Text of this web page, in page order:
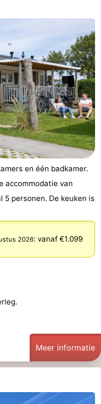
en één badkamer.
accommodatie van
5 personen. De keuken is
2026: vanaf €1.099
Meer informatie